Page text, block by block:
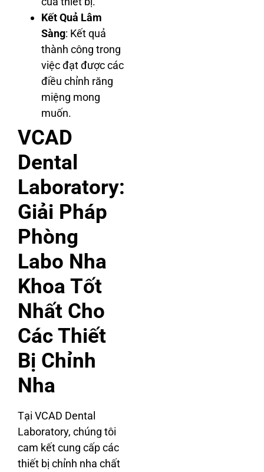
Kết Quả Lâm
Sàng: Kết quả
thành công trong
việc đạt được các
điều chỉnh răng
miệng mong
muốn.
VCAD
Dental
Laboratory:
Giải Pháp
Phòng
Labo Nha
Khoa Tốt
Nhất Cho
Các Thiết
Bị Chỉnh
Nha
Tại VCAD Dental
Laboratory, chúng tôi
cam kết cung cấp các
thiết bị chỉnh nha chất